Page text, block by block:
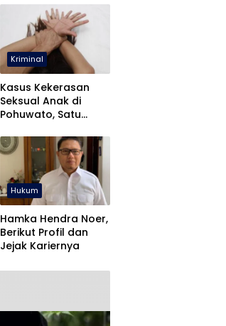
Kriminal
Kasus Kekerasan
Seksual Anak di
Pohuwato, Satu
Hukum
Hamka Hendra Noer,
Berikut Profil dan
Jejak Kariernya